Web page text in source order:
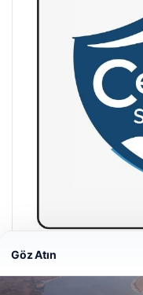
Hastaş Beton
26/05/2026
Göz Atın